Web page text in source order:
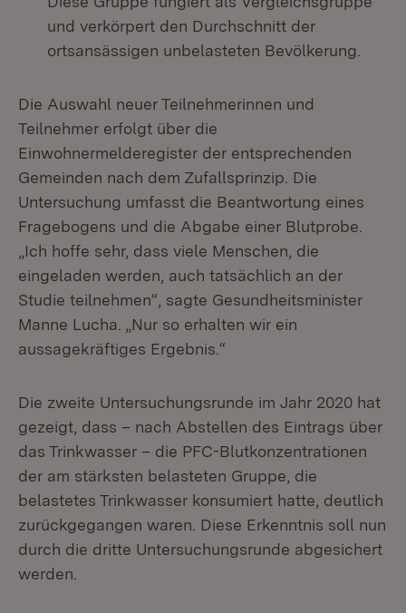
und verkörpert den Durchschnitt der
ortsansässigen unbelasteten Bevölkerung.
Die Auswahl neuer Teilnehmerinnen und
Teilnehmer erfolgt über die
Einwohnermelderegister der entsprechenden
Gemeinden nach dem Zufallsprinzip. Die
Untersuchung umfasst die Beantwortung eines
Fragebogens und die Abgabe einer Blutprobe.
„Ich hoffe sehr, dass viele Menschen, die
eingeladen werden, auch tatsächlich an der
Studie teilnehmen“, sagte Gesundheitsminister
Manne Lucha. „Nur so erhalten wir ein
aussagekräftiges Ergebnis.“
Die zweite Untersuchungsrunde im Jahr 2020 hat
gezeigt, dass – nach Abstellen des Eintrags über
das Trinkwasser – die PFC-Blutkonzentrationen
der am stärksten belasteten Gruppe, die
belastetes Trinkwasser konsumiert hatte, deutlich
zurückgegangen waren. Diese Erkenntnis soll nun
durch die dritte Untersuchungsrunde abgesichert
werden.